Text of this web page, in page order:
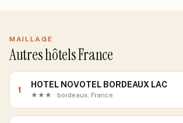
MAILLAGE
Autres hôtels France
1
HOTEL NOVOTEL BORDEAUX LAC
★★★ · bordeaux, France